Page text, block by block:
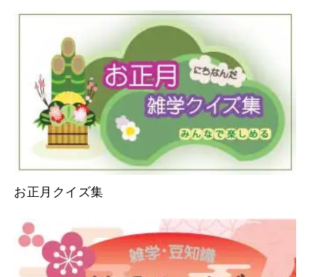
お正月クイズ集